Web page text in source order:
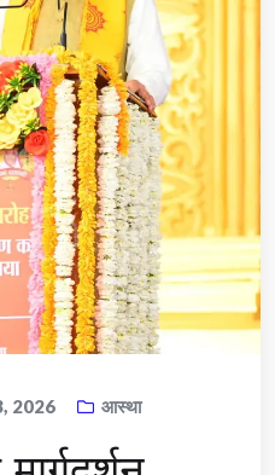
2026 आस्था